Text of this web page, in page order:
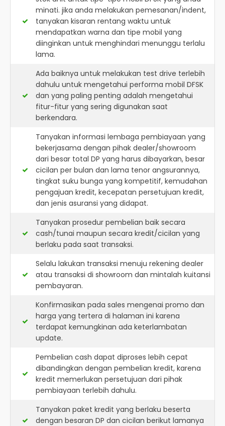
minati. jika anda melakukan pemesanan/indent,
tanyakan kisaran rentang waktu untuk
mendapatkan warna dan tipe mobil yang
diinginkan untuk menghindari menunggu terlalu
lama.
Ada baiknya untuk melakukan test drive terlebih
dahulu untuk mengetahui performa mobil DFSK
dan yang paling penting adalah mengetahui
fitur-fitur yang sering digunakan saat
berkendara.
Tanyakan informasi lembaga pembiayaan yang
bekerjasama dengan pihak dealer/showroom
dari besar total DP yang harus dibayarkan, besar
cicilan per bulan dan lama tenor angsurannya,
tingkat suku bunga yang kompetitif, kemudahan
pengajuan kredit, kecepatan persetujuan kredit,
dan jenis asuransi yang didapat.
Tanyakan prosedur pembelian baik secara
cash/tunai maupun secara kredit/cicilan yang
berlaku pada saat transaksi.
Selalu lakukan transaksi menuju rekening dealer
atau transaksi di showroom dan mintalah kuitansi
pembayaran.
Konfirmasikan pada sales mengenai promo dan
harga yang tertera di halaman ini karena
terdapat kemungkinan ada keterlambatan
update.
Pembelian cash dapat diproses lebih cepat
dibandingkan dengan pembelian kredit, karena
kredit memerlukan persetujuan dari pihak
pembiayaan terlebih dahulu.
Tanyakan paket kredit yang berlaku beserta
dengan besaran DP dan cicilan berikut lamanya